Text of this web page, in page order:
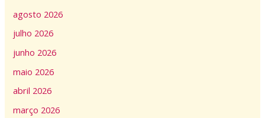
agosto 2026
julho 2026
junho 2026
maio 2026
abril 2026
março 2026